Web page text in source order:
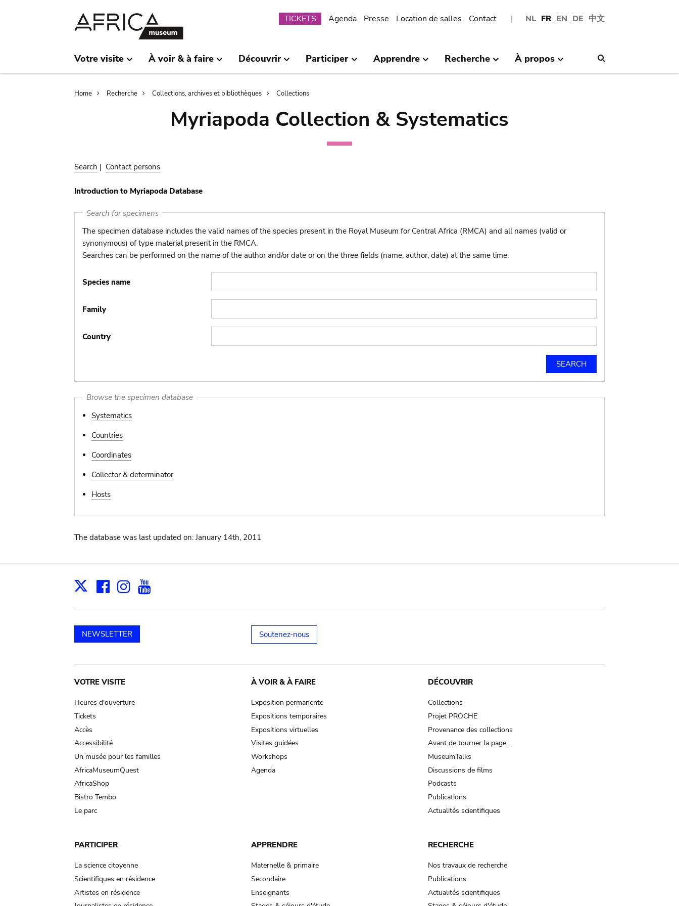
NL FR EN DE 中文
Submenu
TICKETS Agenda Presse Location de salles Contact
Votre visite À voir & à faire Découvrir Participer Apprendre Recherche À propos
Breadcrumb
Home Recherche Collections, archives et bibliothèques Collections
Myriapoda Collection & Systematics
Search | Contact persons
Introduction to Myriapoda Database
Search for specimens
The specimen database includes the valid names of the species present in the Royal Museum for Central Africa (RMCA) and all names (valid or
synonymous) of type material present in the RMCA.
Searches can be performed on the name of the author and/or date or on the three fields (name, author, date) at the same time.
Species name
Family
Country
Browse the specimen database
Systematics
Countries
Coordinates
Collector & determinator
Hosts
The database was last updated on: January 14th, 2011
X Facebook
Instagram
NEWSLETTER Soutenez-nous
Main
navigation
VOTRE VISITE
Heures d'ouverture
Tickets
Accès
Accessibilité
Un musée pour les familles
AfricaMuseumQuest
AfricaShop
Bistro Tembo
Le parc
À VOIR & À FAIRE
Exposition permanente
Expositions temporaires
Expositions virtuelles
Visites guidées
Workshops
Agenda
DÉCOUVRIR
Collections
Projet PROCHE
Provenance des collections
Avant de tourner la page…
MuseumTalks
Discussions de films
Podcasts
Publications
Actualités scientifiques
PARTICIPER
La science citoyenne
Scientifiques en résidence
Artistes en résidence
APPRENDRE
Maternelle & primaire
Secondaire
Enseignants
RECHERCHE
Nos travaux de recherche
Publications
Actualités scientifiques